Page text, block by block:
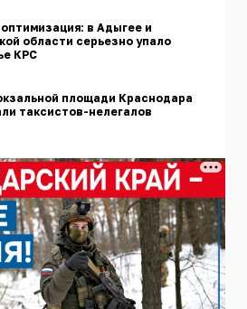
в Адыгее и
области серьезно упало
КРС
площади Краснодара
таксистов-нелегалов